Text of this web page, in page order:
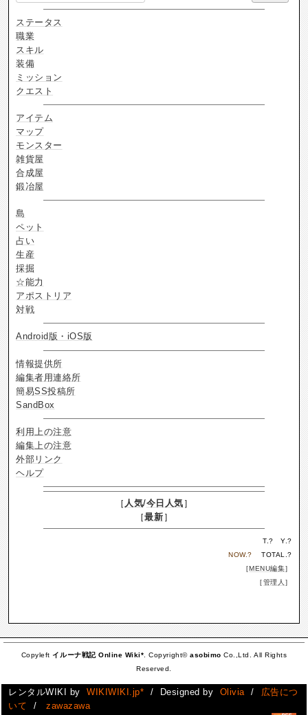
ステータス
職業
スキル
装備
ミッション
クエスト
アイテム
マップ
モンスター
雑貨屋
合成屋
鍛冶屋
島
ペット
占い
生産
採掘
☆能力
アポストリア
対戦
Android版・iOS版
情報提供所
編集者用連絡所
簡易SS投稿所
SandBox
利用上の注意
編集上の注意
外部リンク
ヘルプ
［ 人気/今日人気 ］
［最新 ］
T.? Y.?
NOW.? TOTAL.?
［MENU編集］
［管理人 ］
Copyleftイルーナ戦記 Online Wiki* . Copyright©asobimo Co.,Ltd. All Rights
Reserved.
レンタルWIKI by WIKIWIKI.jp* / Designed by Olivia /
広告につ
いて
/ zawazawa